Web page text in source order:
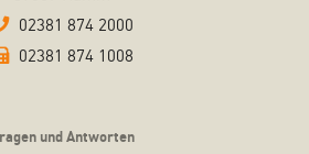
02381 874 2000
02381 874 1008
und Antworten